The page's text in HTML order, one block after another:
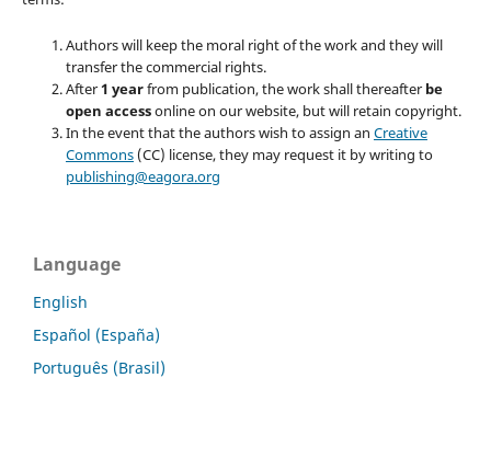
Authors will keep the moral right of the work and they will
transfer the commercial rights.
After1 yearfrom publication, the work shall thereafter be
open accessonline on our website, but will retain copyright.
In the event that the authors wish to assign an Creative
Commons(CC) license, they may request it by writing to
publishing@eagora.org
Language
English
Español (España)
Português (Brasil)